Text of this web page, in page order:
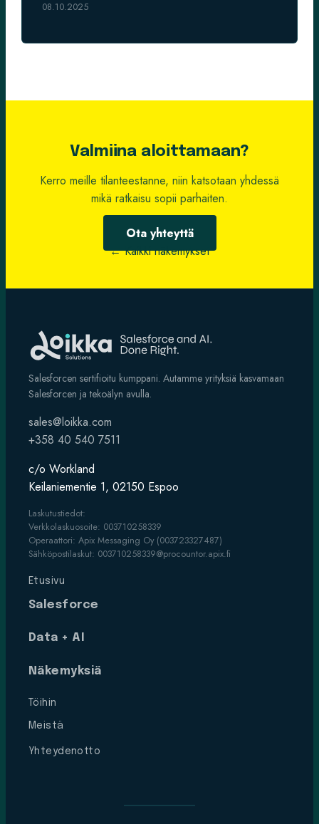
08.10.2025
Valmiina aloittamaan?
Kerro meille tilanteestanne, niin katsotaan yhdessä
mikä ratkaisu sopii parhaiten.
Ota yhteyttä
← Kaikki näkemykset
Salesforcen sertifioitu kumppani. Autamme yrityksiä kasvamaan
Salesforcen ja tekoälyn avulla.
sales@loikka.com
+358 40 540 7511
c/o Workland
Keilaniementie 1, 02150 Espoo
Laskutustiedot:
Verkkolaskuosoite: 003710258339
Operaattori: Apix Messaging Oy (003723327487)
Sähköpostilaskut: 003710258339@procountor.apix.fi
Etusivu
Salesforce
Data + AI
Näkemyksiä
Töihin
Meistä
Yhteydenotto